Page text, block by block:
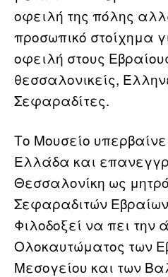
οφειλή της πόλης
προσωπικό στοίχημα
οφειλή στους
θεσσαλονικείς,
Σεφαραδίτες.
Το Μουσείο
Ελλάδα και
Θεσσαλονίκη ως
Σεφαραδιτών
Φιλοδοξεί να πει την
Ολοκαυτώματος των
Μεσογείου και των